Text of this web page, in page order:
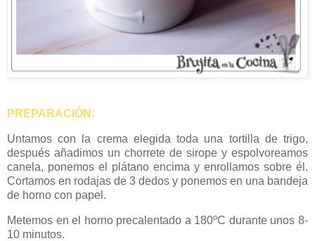
PREPARACIÓN:
Untamos con la crema elegida toda una tortilla de trigo,
después añadimos un chorrete de sirope y espolvoreamos
canela, ponemos el plátano encima y enrollamos sobre él.
Cortamos en rodajas de 3 dedos y ponemos en una bandeja
de horno con papel.
Metemos en el horno precalentado a 180ºC durante unos 8-
10 minutos.